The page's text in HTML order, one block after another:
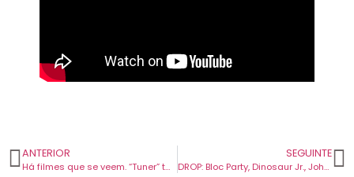
ANTERIOR
Há filmes que se veem. “Tuner” também se ouve
SEGUINTE
DROP: Bloc Party, Dinosaur Jr., Johnny Marr e Fat Dog com malhas novas.